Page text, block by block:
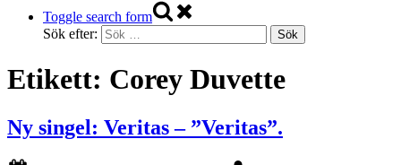
Toggle search form
Sök efter:
Etikett: Corey Duvette
Ny singel: Veritas – ”Veritas”.